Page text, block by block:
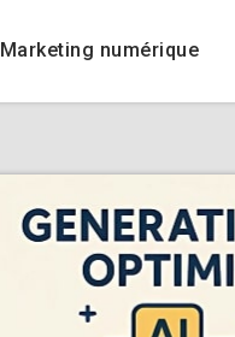
Marketing numérique